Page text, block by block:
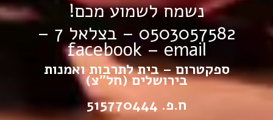
נשמח לשמוע מכם!
0503057582 – בצלאל 7 –
facebook–email
ספקטרום – בית לתרבות ואמנות
בירושלים (חל”צ)
ח.פ. 515770444